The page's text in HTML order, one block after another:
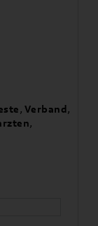
, Verband,
,